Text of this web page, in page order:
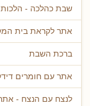
שבת כהלכה -
אתר לקראת בית
ברכת השבת
אתר עם חומרים
לנצח עם הנצח -